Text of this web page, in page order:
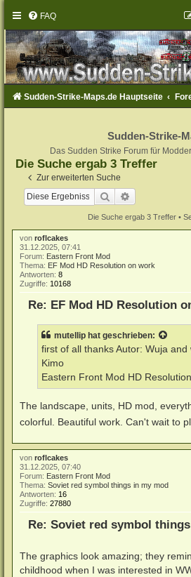
FAQ
Sudden-Strike-Maps.de Hauptseite
Sudden-Strike-
Das Sudden Strike Forum für
Die Suche ergab 3 Treffer
Zur erweiterten Suche
Suche
Die Suche ergab 3 Treffer •
vonroflcakes
31.12.2025, 07:41
Forum: Eastern Front Mod
Thema: EF Mod HD Resolution on work
Antworten:8
Zugriffe: 10168
Re: EF Mod HD Resolution
mutellip hat geschrieben:
first of all thanks Autor: Wuja
Kimo
Eastern Front Mod HD
The landscape, units, HD mod,
colorful. Beautiful work. Can't wait to
vonroflcakes
31.12.2025, 07:40
Forum: Eastern Front Mod
Thema:Soviet red symbol things in my mod
Antworten: 16
Zugriffe:27880
Re: Soviet red symbol
The graphics look amazing; they
childhood when I was interested in